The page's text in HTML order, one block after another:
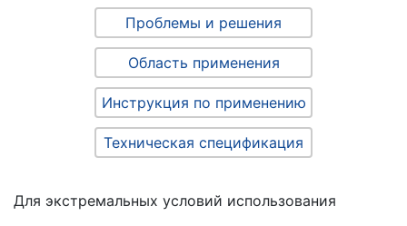
Проблемы и решения
Область применения
Инструкция по применению
Техническая спецификация
Для экстремальных условий использования